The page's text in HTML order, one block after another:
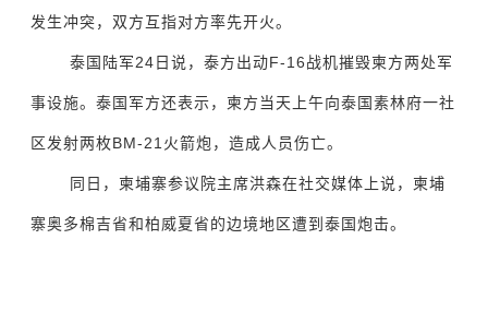
发生冲突，双方互指对方率先开火。
泰国陆军24日说，泰方出动F-16战机摧毁柬方两处军
事设施。泰国军方还表示，柬方当天上午向泰国素林府一社
区发射两枚BM-21火箭炮，造成人员伤亡。
同日，柬埔寨参议院主席洪森在社交媒体上说，柬埔
寨奥多棉吉省和柏威夏省的边境地区遭到泰国炮击。